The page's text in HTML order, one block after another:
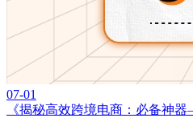
07-01
《揭秘高效跨境电商：必备神